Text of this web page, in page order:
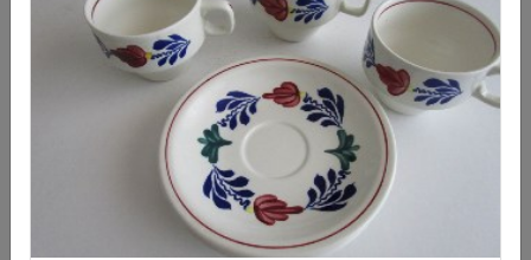
Porselein (chinees)